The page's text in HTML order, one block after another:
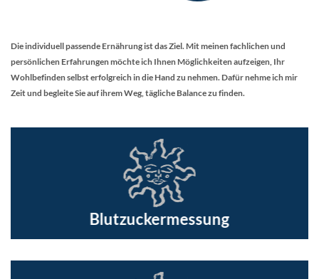
Die individuell passende Ernährung ist das Ziel. Mit meinen fachlichen und
persönlichen Erfahrungen möchte ich Ihnen Möglichkeiten aufzeigen, Ihr
Wohlbefinden selbst erfolgreich in die Hand zu nehmen. Dafür nehme ich mir
Zeit und begleite Sie auf ihrem Weg, tägliche Balance zu finden.
Blutzuckermessung